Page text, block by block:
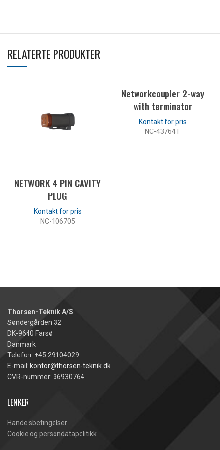
RELATERTE PRODUKTER
NETWORK 4 PIN CAVITY
PLUG
NC-106705
Networkcoupler 2-way
with terminator
NC-43764T
Thorsen-Teknik A/S
Søndergården 32
DK-9640 Farsø
Danmark
Telefon: +45 29104029
E-mail: kontor@thorsen-teknik.dk
CVR-nummer: 36930764
LENKER
Handelsbetingelser
Cookie og persondatapolitikk